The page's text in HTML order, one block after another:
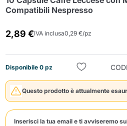
Compatibili Nespresso
2,89 €IVA inclusa0,29 €/pz
Disponibile 0 pz
Questo prodotto è attualmente
Inserisci la tua email e ti avviseremo
Invia